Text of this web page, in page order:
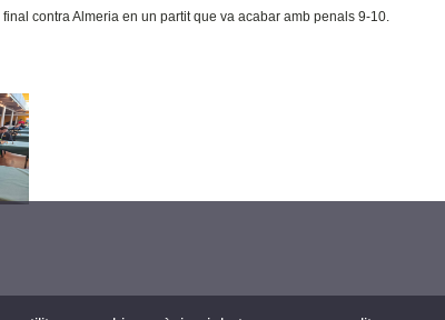
contra Almeria en un partit que va acabar amb penals 9-10.